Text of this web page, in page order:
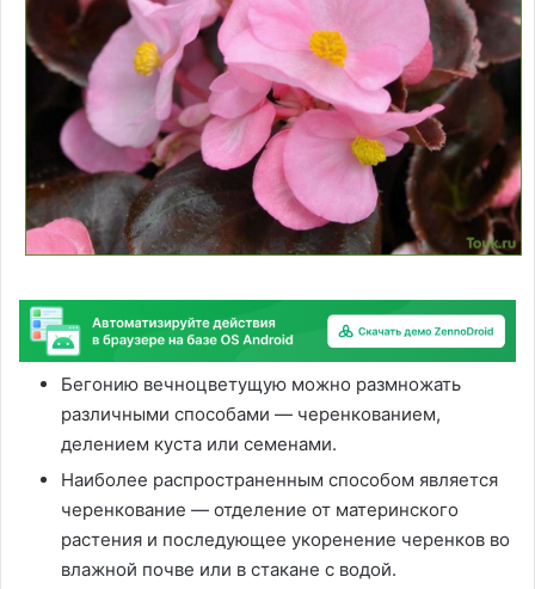
Бегонию вечноцветущую можно размножать
различными способами — черенкованием,
делением куста или семенами.
Наиболее распространенным способом является
черенкование — отделение от материнского
растения и последующее укоренение черенков во
влажной почве или в стакане с водой.